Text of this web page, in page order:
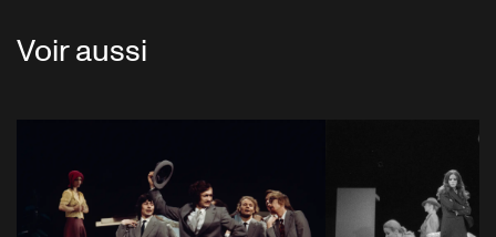
Voir aussi